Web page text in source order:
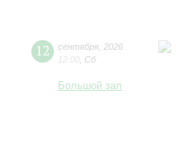
12 сентября 2026
12:00 Сб
Большой зал